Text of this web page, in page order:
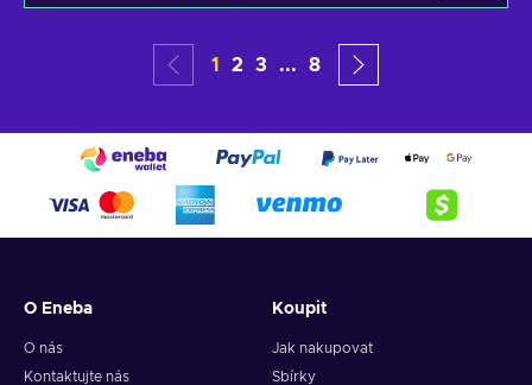
1 2 3 ... 8
O Eneba
O nás
Kontaktujte nás
Koupit
Jak nakupovat
Sbírky